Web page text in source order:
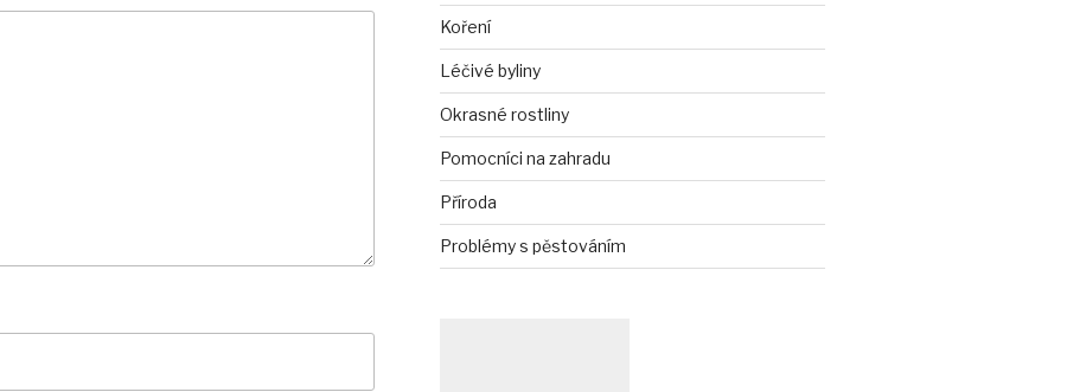
Koření
Léčivé byliny
Okrasné rostliny
Pomocníci na zahradu
Příroda
Problémy s pěstováním